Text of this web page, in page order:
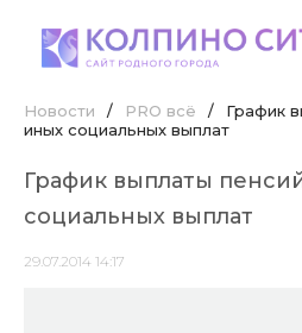
Новости / PRO всё /
График
иных социальных выплат
График выплаты
социальных выплат
29.07.2014 14:17